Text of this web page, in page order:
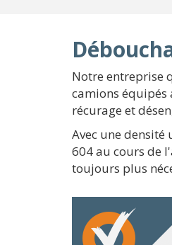
Notre entreprise
camions équipés
récurage et
Avec une
604 au cours de
toujours plus